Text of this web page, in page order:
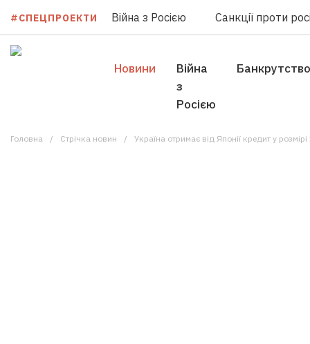
#СПЕЦПРОЕКТИ Війна з Росією Санкції проти
Новини
Війна
з
Росією
Банкрутство
Головна Стрічка новин Україна отримає від Японії кредит у